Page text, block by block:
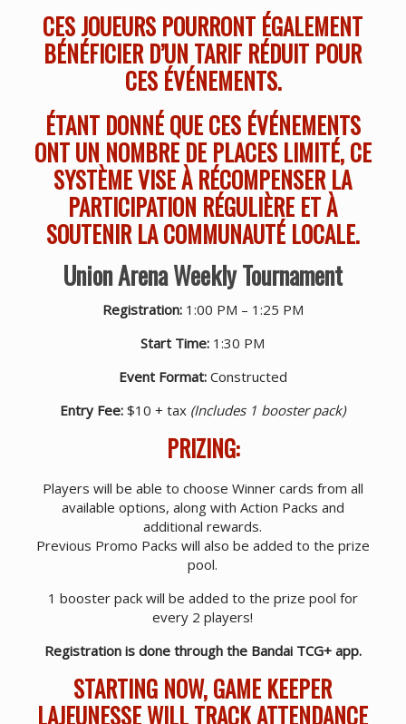
CES JOUEURS POURRONT ÉGALEMENT
BÉNÉFICIER D’UN TARIF RÉDUIT POUR
CES ÉVÉNEMENTS.
ÉTANT DONNÉ QUE CES ÉVÉNEMENTS
ONT UN NOMBRE DE PLACES LIMITÉ, CE
SYSTÈME VISE À RÉCOMPENSER LA
PARTICIPATION RÉGULIÈRE ET À
SOUTENIR LA COMMUNAUTÉ LOCALE.
Union Arena Weekly Tournament
Registration:1:00 PM – 1:25 PM
Start Time: 1:30 PM
Event Format:Constructed
Entry Fee: $10 + tax (Includes 1 booster pack)
PRIZING:
Players will be able to choose Winner cards from all
available options, along with Action Packs and
additional rewards.
Previous Promo Packs will also be added to the prize
pool.
1 booster pack will be added to the prize pool for
every 2 players!
Registration is done through the Bandai TCG+ app.
STARTING NOW, GAME KEEPER
LAJEUNESSE WILL TRACK ATTENDANCE